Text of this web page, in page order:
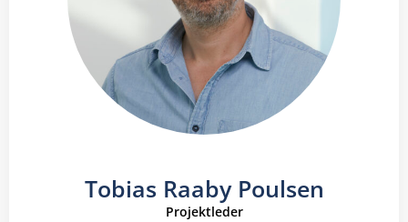
Tobias Raaby Poulsen
Projektleder